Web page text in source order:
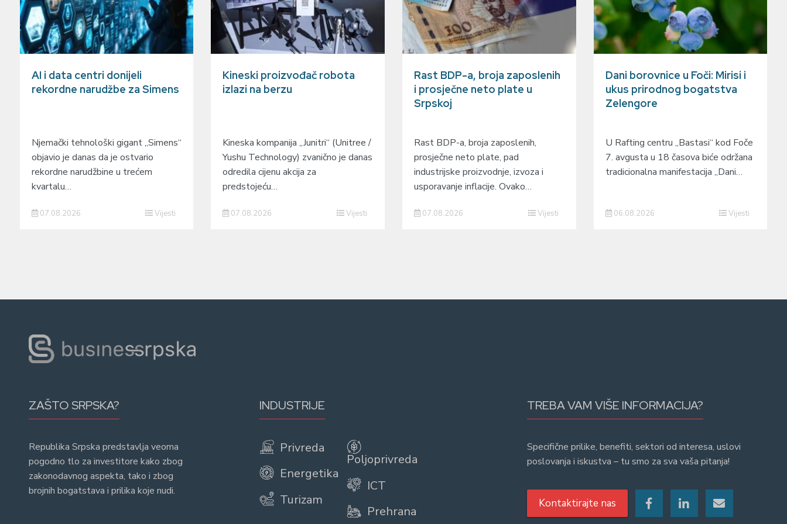
AI i data centri donijeli
rekordne narudžbe za Simens
Njemački tehnološki gigant „Simens“
objavio je danas da je ostvario
rekordne narudžbine u trećem
kvartalu…
07.08.2026 Vijesti
Kineski proizvođač robota
izlazi na berzu
Kineska kompanija „Junitri“ (Unitree /
Yushu Technology) zvanično je danas
odredila cijenu akcija za
predstojeću…
07.08.2026 Vijesti
Rast BDP-a, broja zaposlenih
i prosječne neto plate u
Srpskoj
Rast BDP-a, broja zaposlenih,
prosječne neto plate, pad
industrijske proizvodnje, izvoza i
usporavanje inflacije. Ovako…
07.08.2026 Vijesti
Dani borovnice u Foči: Mirisi i
ukus prirodnog bogatstva
Zelengore
U Rafting centru „Bastasi“ kod Foče
7. avgusta u 18 časova biće održana
tradicionalna manifestacija „Dani…
06.08.2026 Vijesti
ZAŠTO SRPSKA?
Republika Srpska predstavlja veoma
pogodno tlo za investitore kako zbog
zakonodavnog aspekta, tako i zbog
brojnih bogatstava i prilika koje nudi.
INDUSTRIJE
Privreda
Energetika
Turizam
Poljoprivreda
ICT
Prehrana
TREBA VAM VIŠE INFORMACIJA?
Specifične prilike, benefiti, sektori od interesa, uslovi
poslovanja i iskustva – tu smo za sva vaša pitanja!
Kontaktirajte nas